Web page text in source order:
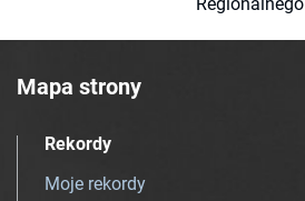
Mapa strony
Rekordy
Moje rekordy